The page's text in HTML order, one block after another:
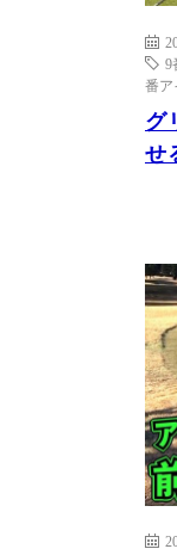
9
番ア
グ
せ